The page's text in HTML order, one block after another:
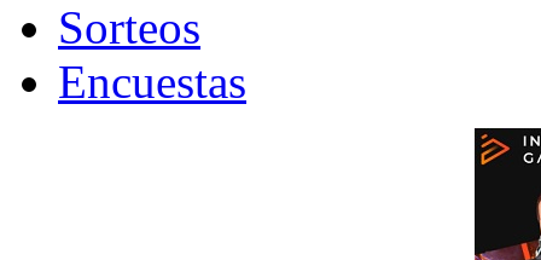
Sorteos
Encuestas